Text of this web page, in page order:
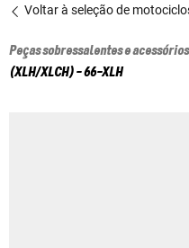
Voltar à seleção de
Peças sobressalentes e
(XLH/XLCH) - 66-XLH